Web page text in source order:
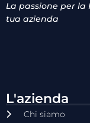
La passione per la
tua azienda
L'azienda
Chi siamo